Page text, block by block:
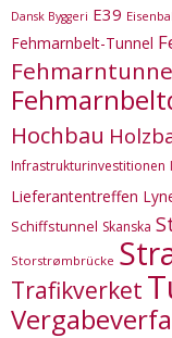
Dansk Byggeri E39
Fehmarnbelt-Tunnel
Hochbau
Infrastrukturinvestitionen
Lieferantentreffen
Schiffstunnel Skanska
Storstrømbrücke
Trafikverket